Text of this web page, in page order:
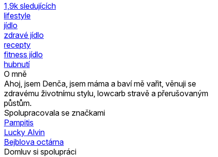
1,9k sledujících
lifestyle
jídlo
zdravé jídlo
recepty
fitness jídlo
hubnutí
O mně
Ahoj, jsem Denča, jsem máma a baví mě vařit, věnuji se
zdravému životnímu stylu, lowcarb stravě a přerušovaným
půstům.
Spolupracovala se značkami
Pampitis
Lucky Alvin
Bejblova octárna
Domluv si spolupráci